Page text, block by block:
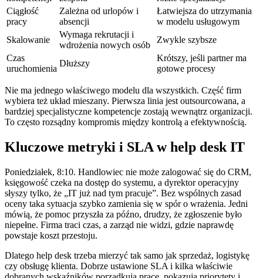
Ciągłość
pracy
Zależna od urlopów i
absencji
Łatwiejsza do utrzymania
w modelu usługowym
Skalowanie
Wymaga rekrutacji i
wdrożenia nowych osób
Zwykle szybsze
Czas
uruchomienia
Dłuższy
Krótszy, jeśli partner ma
gotowe procesy
Nie ma jednego właściwego modelu dla wszystkich. Część firm
wybiera też układ mieszany. Pierwsza linia jest outsourcowana, a
bardziej specjalistyczne kompetencje zostają wewnątrz organizacji.
To często rozsądny kompromis między kontrolą a efektywnością.
Kluczowe metryki i SLA w help desk IT
Poniedziałek, 8:10. Handlowiec nie może zalogować się do CRM,
księgowość czeka na dostęp do systemu, a dyrektor operacyjny
słyszy tylko, że „IT już nad tym pracuje”. Bez wspólnych zasad
oceny taka sytuacja szybko zamienia się w spór o wrażenia. Jedni
mówią, że pomoc przyszła za późno, drudzy, że zgłoszenie było
niepełne. Firma traci czas, a zarząd nie widzi, gdzie naprawdę
powstaje koszt przestoju.
Dlatego help desk trzeba mierzyć tak samo jak sprzedaż, logistykę
czy obsługę klienta. Dobrze ustawione SLA i kilka właściwie